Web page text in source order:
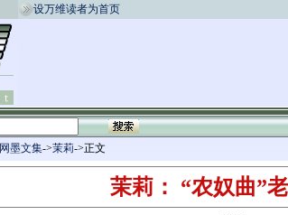
设万维读者为首页
网墨文集->茉莉->正文
茉莉： “农奴曲”